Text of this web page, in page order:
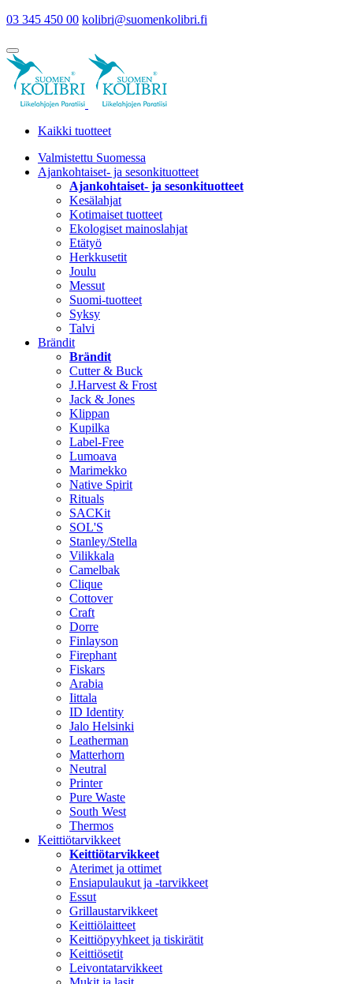
03 345 450 00 kolibri@suomenkolibri.fi
Kaikki tuotteet
Valmistettu Suomessa
Ajankohtaiset- ja sesonkituotteet
Ajankohtaiset- ja sesonkituotteet
Kesälahjat
Kotimaiset tuotteet
Ekologiset mainoslahjat
Etätyö
Herkkusetit
Joulu
Messut
Suomi-tuotteet
Syksy
Talvi
Brändit
Brändit
Cutter & Buck
J.Harvest & Frost
Jack & Jones
Klippan
Kupilka
Label-Free
Lumoava
Marimekko
Native Spirit
Rituals
SACKit
SOL'S
Stanley/Stella
Vilikkala
Camelbak
Clique
Cottover
Craft
Dorre
Finlayson
Firephant
Fiskars
Arabia
Iittala
ID Identity
Jalo Helsinki
Leatherman
Matterhorn
Neutral
Printer
Pure Waste
South West
Thermos
Keittiötarvikkeet
Keittiötarvikkeet
Aterimet ja ottimet
Ensiapulaukut ja -tarvikkeet
Essut
Grillaustarvikkeet
Keittiölaitteet
Keittiöpyyhkeet ja tiskirätit
Keittiösetit
Leivontatarvikkeet